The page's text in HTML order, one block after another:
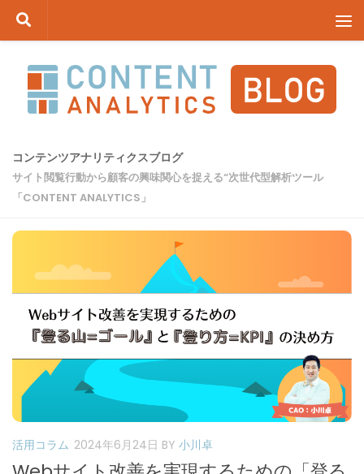
コンテンツへスキップ
コンテンツアナリティクスブログ
サイト閲覧行動から顧客の興味関心を捉える“次世代型解析ツール
「CONTENT ANALYTICS」
活用コラム 2024年6月24日 BY 小川卓